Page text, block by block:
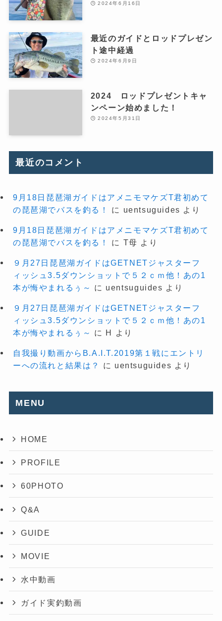
2024年6月16日
最近のガイドとロッドプレゼン
ト途中経過
2024年6月9日
2024 ロッドプレゼントキャ
ンペーン始めました！
2024年5月31日
最近のコメント
9月18日琵琶湖ガイドはアメニモマケズT君初めて
の琵琶湖でバスを釣る！
に uentsuguides より
9月18日琵琶湖ガイドはアメニモマケズT君初めて
の琵琶湖でバスを釣る！
に T母 より
９月27日琵琶湖ガイドはGETNETジャスターフ
ィッシュ3.5ダウンショットで５２ｃｍ他！あの1
本が悔やまれるぅ～
に uentsuguides より
９月27日琵琶湖ガイドはGETNETジャスターフ
ィッシュ3.5ダウンショットで５２ｃｍ他！あの1
本が悔やまれるぅ～
に H より
自我撮り動画からB.A.I.T.2019第１戦にエントリ
ーへの流れと結果は？
に uentsuguides より
MENU
HOME
PROFILE
60PHOTO
Q&A
GUIDE
MOVIE
水中動画
ガイド実釣動画